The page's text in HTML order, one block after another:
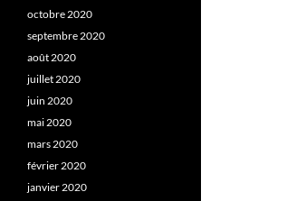
octobre 2020
septembre 2020
août 2020
juillet 2020
juin 2020
mai 2020
mars 2020
février 2020
janvier 2020